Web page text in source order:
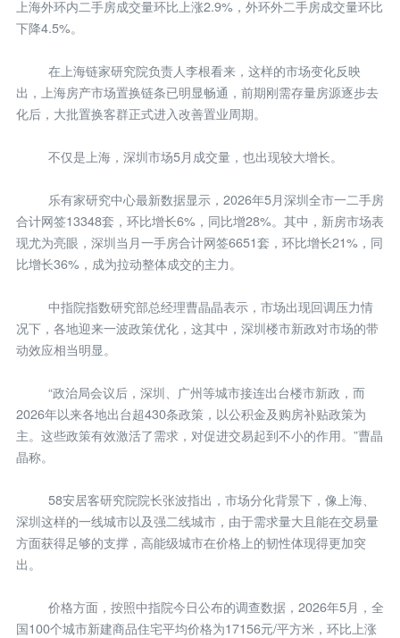
上海外环内二手房成交量环比上涨2.9%，外环外二手房成交量环比
下降4.5%。
在上海链家研究院负责人李根看来，这样的市场变化反映
出，上海房产市场置换链条已明显畅通，前期刚需存量房源逐步去
化后，大批置换客群正式进入改善置业周期。
不仅是上海，深圳市场5月成交量，也出现较大增长。
乐有家研究中心最新数据显示，2026年5月深圳全市一二手房
合计网签13348套，环比增长6%，同比增28%。其中，新房市场表
现尤为亮眼，深圳当月一手房合计网签6651套，环比增长21%，同
比增长36%，成为拉动整体成交的主力。
中指院指数研究部总经理曹晶晶表示，市场出现回调压力情
况下，各地迎来一波政策优化，这其中，深圳楼市新政对市场的带
动效应相当明显。
“政治局会议后，深圳、广州等城市接连出台楼市新政，而
2026年以来各地出台超430条政策，以公积金及购房补贴政策为
主。这些政策有效激活了需求，对促进交易起到不小的作用。”曹晶
晶称。
58安居客研究院院长张波指出，市场分化背景下，像上海、
深圳这样的一线城市以及强二线城市，由于需求量大且能在交易量
方面获得足够的支撑，高能级城市在价格上的韧性体现得更加突
出。
价格方面，按照中指院今日公布的调查数据，2026年5月，全
国100个城市新建商品住宅平均价格为17156元/平方米，环比上涨